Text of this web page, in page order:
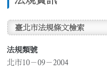
臺北市法規條文檢索
法規類號
北市10－09－2004